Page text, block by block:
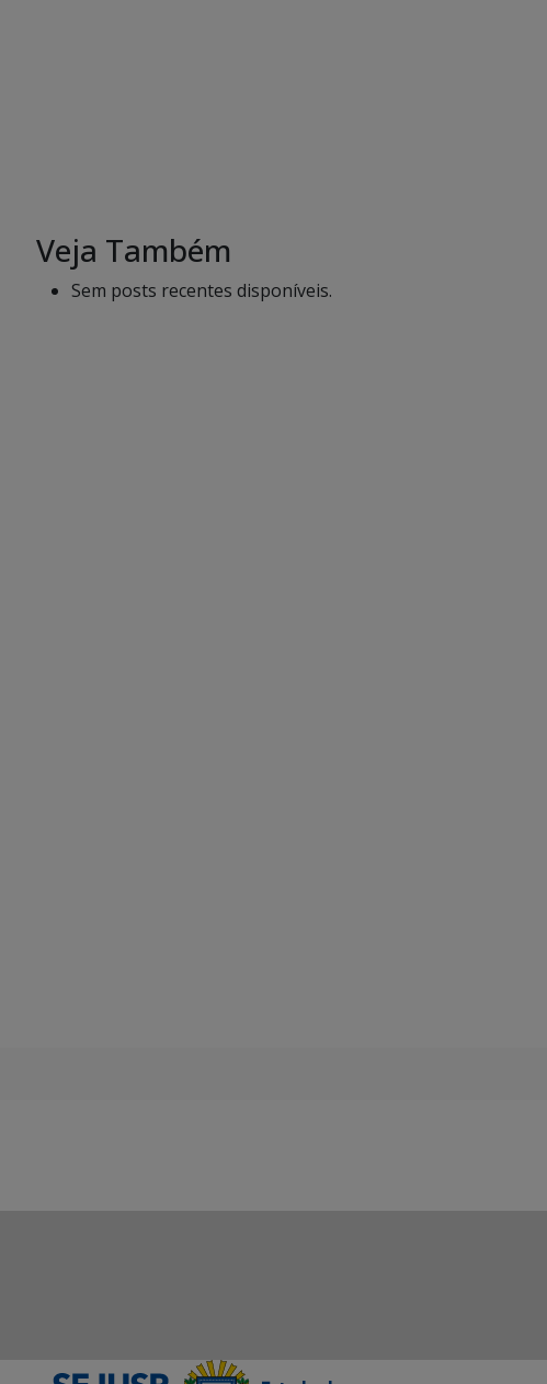
Veja Também
Sem posts recentes disponíveis.